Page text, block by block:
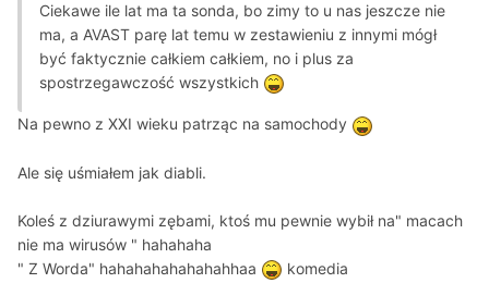
Ciekawe ile lat ma ta sonda, bo zimy to u nas jeszcze nie
ma, a AVAST parę lat temu w zestawieniu z innymi mógł
być faktycznie całkiem całkiem, no i plus za
spostrzegawczość wszystkich
Na pewno z XXI wieku patrząc na samochody
Ale się uśmiałem jak diabli.
Koleś z dziurawymi zębami, ktoś mu pewnie wybił na" macach
nie ma wirusów " hahahaha
" Z Worda" hahahahahahahahhaa
komedia